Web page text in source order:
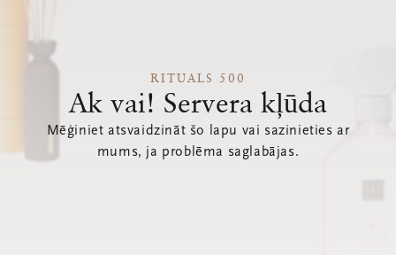
RITUALS 500
Ak vai! Servera kļūda
Mēģiniet atsvaidzināt šo lapu vai sazinieties ar
mums, ja problēma saglabājas.